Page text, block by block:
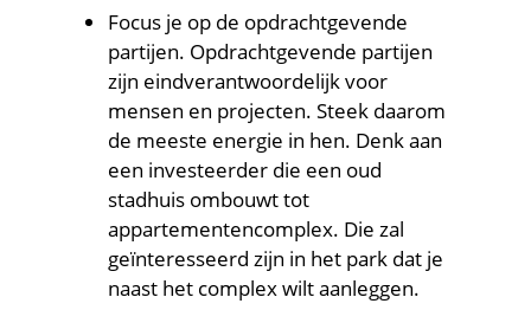
Focus je op de opdrachtgevende
partijen. Opdrachtgevende partijen
zijn eindverantwoordelijk voor
mensen en projecten. Steek daarom
de meeste energie in hen. Denk aan
een investeerder die een oud
stadhuis ombouwt tot
appartementencomplex. Die zal
geïnteresseerd zijn in het park dat je
naast het complex wilt aanleggen.